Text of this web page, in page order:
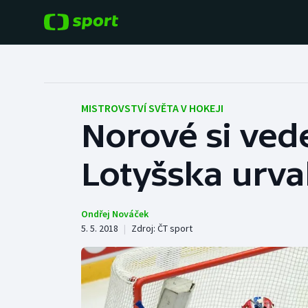
Hokej
Tenis
Cyklistika
Baseball a softbal
Basketbal
Boby a skeleton
Box
MISTROVSTVÍ SVĚTA V HOKEJI
Norové si
Lotyšska
Ondřej Nováček
5. 5. 2018 | Zdroj: ČT sport